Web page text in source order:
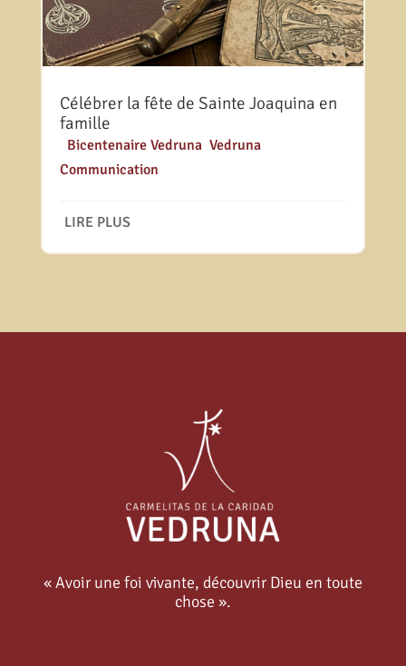
Célébrer la fête de Sainte Joaquina en
famille
Bicentenaire Vedruna, Vedruna
Communication
LIRE PLUS
« Avoir une foi vivante, découvrir Dieu en toute
chose ».